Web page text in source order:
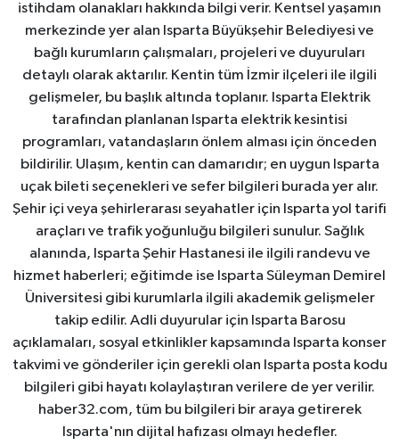
istihdam olanakları hakkında bilgi verir. Kentsel yaşamın
merkezinde yer alan Isparta Büyükşehir Belediyesi ve
bağlı kurumların çalışmaları, projeleri ve duyuruları
detaylı olarak aktarılır. Kentin tüm İzmir ilçeleri ile ilgili
gelişmeler, bu başlık altında toplanır. Isparta Elektrik
tarafından planlanan Isparta elektrik kesintisi
programları, vatandaşların önlem alması için önceden
bildirilir. Ulaşım, kentin can damarıdır; en uygun Isparta
uçak bileti seçenekleri ve sefer bilgileri burada yer alır.
Şehir içi veya şehirlerarası seyahatler için Isparta yol tarifi
araçları ve trafik yoğunluğu bilgileri sunulur. Sağlık
alanında, Isparta Şehir Hastanesi ile ilgili randevu ve
hizmet haberleri; eğitimde ise Isparta Süleyman Demirel
Üniversitesi gibi kurumlarla ilgili akademik gelişmeler
takip edilir. Adli duyurular için Isparta Barosu
açıklamaları, sosyal etkinlikler kapsamında Isparta konser
takvimi ve gönderiler için gerekli olan Isparta posta kodu
bilgileri gibi hayatı kolaylaştıran verilere de yer verilir.
haber32.com, tüm bu bilgileri bir araya getirerek
Isparta'nın dijital hafızası olmayı hedefler.